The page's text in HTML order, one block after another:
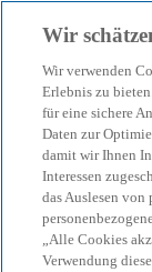
menu search
Fünf
Wir
Wir verwenden
Erlebnis zu
für eine sichere
Daten zur
damit wir Ihnen
Interessen
das Auslesen
„Alle Cookies
Verwendung